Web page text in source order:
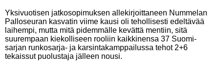
Yksivuotisen jatkosopimuksen allekirjoittaneen Nummelan
Palloseuran kasvatin viime kausi oli tehollisesti edeltävää
laihempi, mutta mitä pidemmälle kevättä mentiin, sitä
suurempaan kiekolliseen rooliin kaikkinensa 37 Suomi-
sarjan runkosarja- ja karsintakamppailussa tehot 2+6
tekaissut puolustaja jälleen nousi.